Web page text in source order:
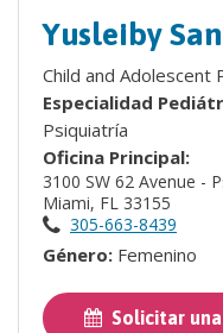
Yusleiby
Child and Adolescent
Especialidad
Psiquiatría
Oficina Principal:
3100 SW 62 Avenue -
Miami, FL 33155
305-663-8439
Género: Femenino
Solicitar